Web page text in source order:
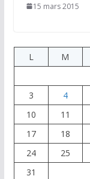
15 mars 2015
L
M
3
4
10
11
17
18
24
25
31